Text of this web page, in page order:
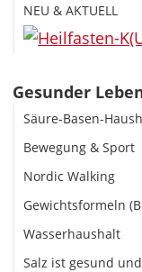
NEU & AKTUELL
Gesunder
Säure-Basen-
Bewegung & Sport
Nordic Walking
Gewichtsformeln
Wasserhaushalt
Salz ist gesund